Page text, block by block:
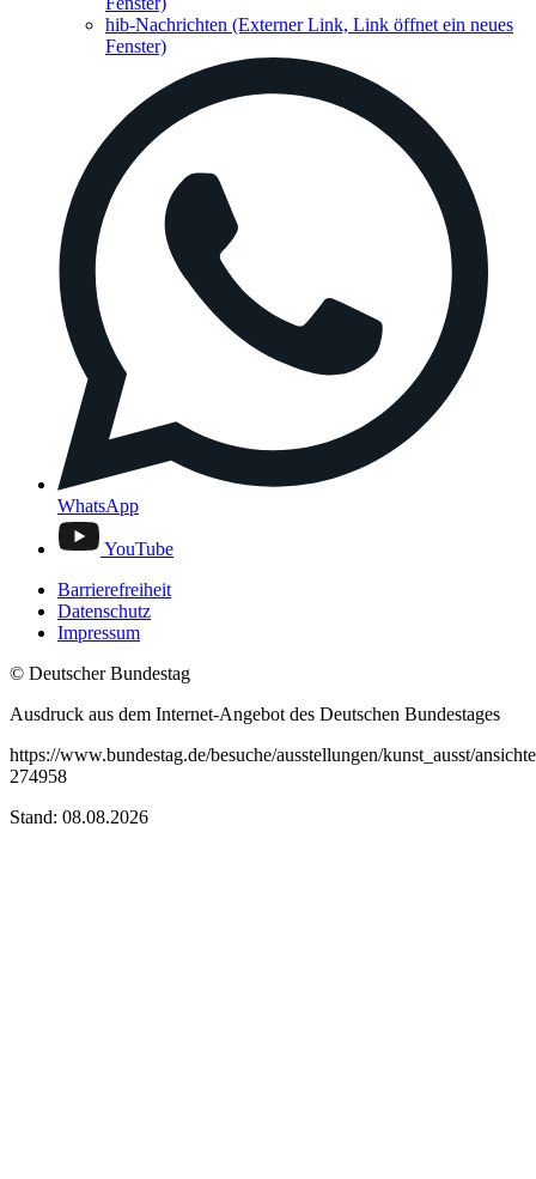
hib-Nachrichten (Externer Link, Link öffnet ein neues
Fenster)
WhatsApp
YouTube
Barrierefreiheit
Datenschutz
Impressum
© Deutscher Bundestag
Ausdruck aus dem Internet-Angebot des Deutschen Bundestages
https://www.bundestag.de/besuche/ausstellungen/kunst_ausst/
274958
Stand: 08.08.2026